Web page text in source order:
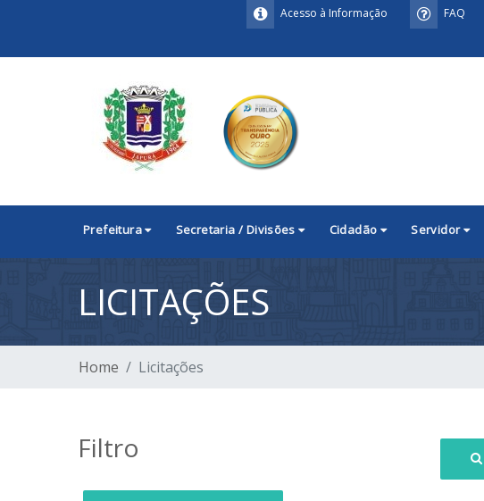
FAQ
Acesso à Informação
Prefeitura Secretaria / Divisões Cidadão Servidor
LICITAÇÕES
Home Licitações
Filtro